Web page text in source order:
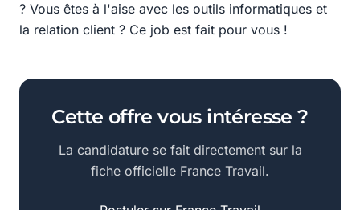
? Vous êtes à l'aise avec les outils informatiques et
la relation client ? Ce job est fait pour vous !
Cette offre vous intéresse ?
La candidature se fait directement sur la
fiche officielle France Travail.